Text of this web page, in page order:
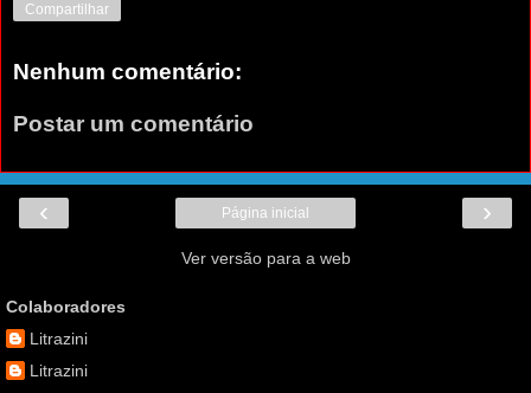
Compartilhar
Nenhum comentário:
Postar um comentário
‹ ›
Página inicial
Ver versão para a web
Colaboradores
Litrazini
Litrazini